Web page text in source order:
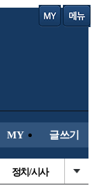
MY 글쓰기
정치/시사